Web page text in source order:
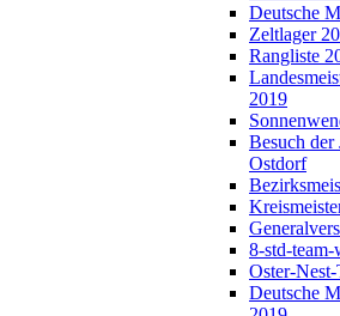
Deutsche
Zeltlager
Rangliste
2019
Besuch der
Ostdorf
8-std-
Oster-
Deutsche